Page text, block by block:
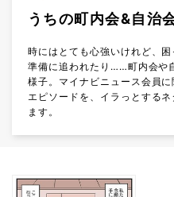
うちの町内会&自治
時にはとても心強いけれど、
準備に追われたり……町内会や
様子。マイナビニュース会員
エピソードを、イラっとする
ます。